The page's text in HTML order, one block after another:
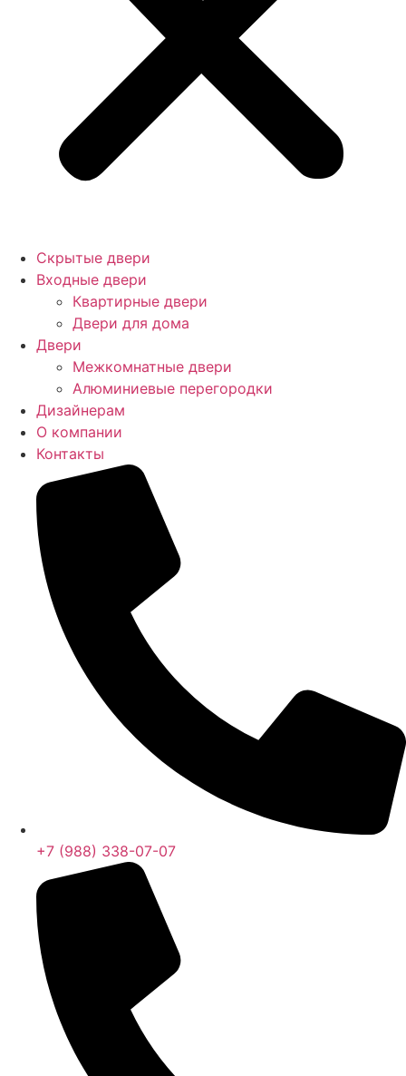
Скрытые двери
Входные двери
Квартирные двери
Двери для дома
Двери
Межкомнатные двери
Алюминиевые перегородки
Дизайнерам
О компании
Контакты
+7 (988) 338-07-07